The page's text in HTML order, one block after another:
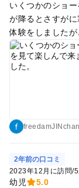
いくつかのショ
が降るとさすが
体験をしました
ラシとの触れ合
デして子供は少
た。やはり行く
freedamJINchan
2年前の口コミ
2023年12月に訪問/
幼児
5.0